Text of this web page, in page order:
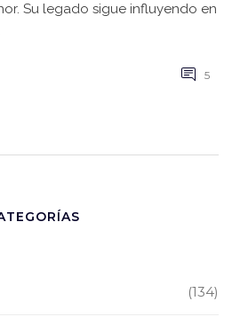
Su legado sigue influyendo en
5
(134)